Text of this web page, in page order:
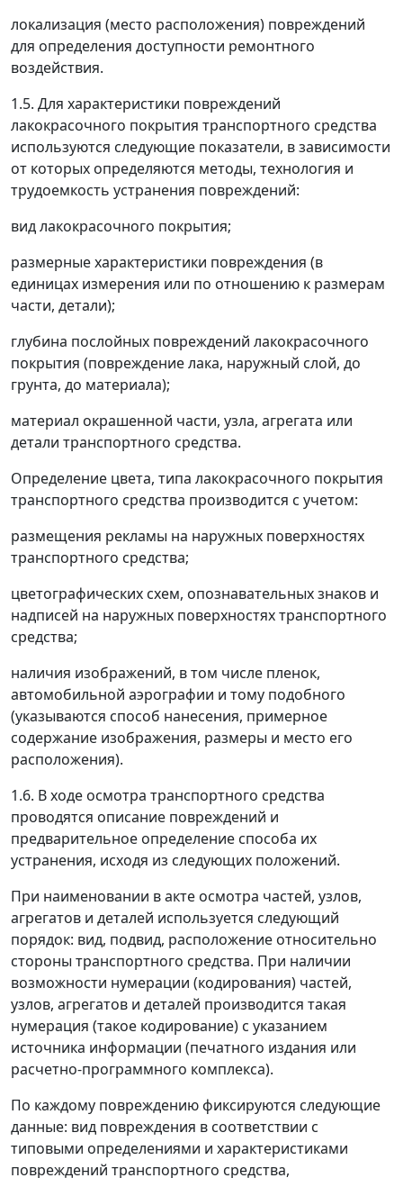
локализация (место расположения) повреждений
для определения доступности ремонтного
воздействия.
1.5. Для характеристики повреждений
лакокрасочного покрытия транспортного средства
используются следующие показатели, в зависимости
от которых определяются методы, технология и
трудоемкость устранения повреждений:
вид лакокрасочного покрытия;
размерные характеристики повреждения (в
единицах измерения или по отношению к размерам
части, детали);
глубина послойных повреждений лакокрасочного
покрытия (повреждение лака, наружный слой, до
грунта, до материала);
материал окрашенной части, узла, агрегата или
детали транспортного средства.
Определение цвета, типа лакокрасочного покрытия
транспортного средства производится с учетом:
размещения рекламы на наружных поверхностях
транспортного средства;
цветографических схем, опознавательных знаков и
надписей на наружных поверхностях транспортного
средства;
наличия изображений, в том числе пленок,
автомобильной аэрографии и тому подобного
(указываются способ нанесения, примерное
содержание изображения, размеры и место его
расположения).
1.6. В ходе осмотра транспортного средства
проводятся описание повреждений и
предварительное определение способа их
устранения, исходя из следующих положений.
При наименовании в акте осмотра частей, узлов,
агрегатов и деталей используется следующий
порядок: вид, подвид, расположение относительно
стороны транспортного средства. При наличии
возможности нумерации (кодирования) частей,
узлов, агрегатов и деталей производится такая
нумерация (такое кодирование) с указанием
источника информации (печатного издания или
расчетно-программного комплекса).
По каждому повреждению фиксируются следующие
данные: вид повреждения в соответствии с
типовыми определениями и характеристиками
повреждений транспортного средства,